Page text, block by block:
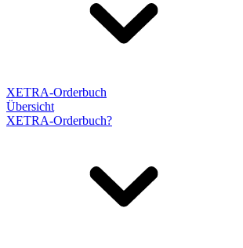
XETRA-Orderbuch
Übersicht
XETRA-Orderbuch?